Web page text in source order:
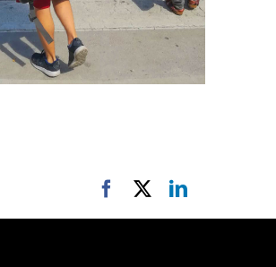
FacebookLinkedIn